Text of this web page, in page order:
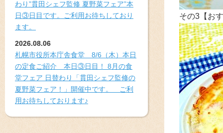
わり”貫田シェフ監修 夏野菜フェア”本
日③日目です。ご利用お待ちしており
ます。
2026.08.06
札幌市役所本庁舎食堂 8/6（木）本日
の定食ご紹介 本日③日目！ 8月の食
堂フェア 日替わり「貫田シェフ監修の
夏野菜フェア！」開催中です。 ご利
用お待ちしております♪
その3【お